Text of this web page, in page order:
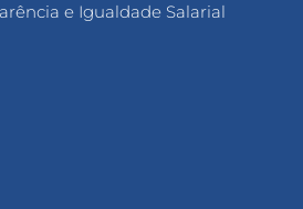
e Igualdade Salarial